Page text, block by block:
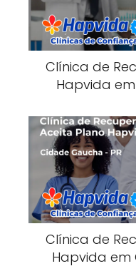
Clínica de
Hapvida em
Clínica de
Hapvida em